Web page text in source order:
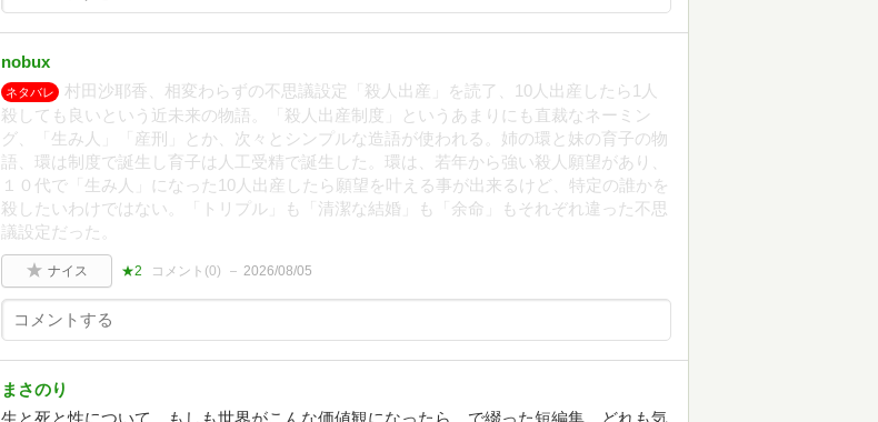
nobux
ネタバレ
村田沙耶香、相変わらずの不思議設定「殺人出産」を読了、10人出産したら1人
殺しても良いという近未来の物語。「殺人出産制度」というあまりにも直裁なネーミン
グ、「生み人」「産刑」とか、次々とシンプルな造語が使われる。姉の環と妹の育子の物
語、環は制度で誕生し育子は人工受精で誕生した。環は、若年から強い殺人願望があり、
１０代で「生み人」になった10人出産したら願望を叶える事が出来るけど、特定の誰かを
殺したいわけではない。「トリプル」も「清潔な結婚」も「余命」もそれぞれ違った不思
議設定だった。
ナイス ★2 コメント(0) 2026/08/05
まさのり
生と死と性について、もしも世界がこんな価値観になったら、で綴った短編集。どれも気